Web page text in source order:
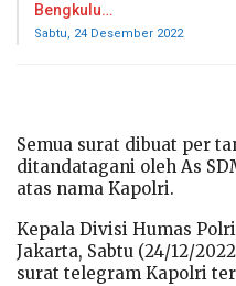
Bengkulu…
Sabtu, 24 Desember 2022
Semua surat dibuat per
ditandatagani oleh As
atas nama Kapolri.
Kepala Divisi Humas
Jakarta, Sabtu (24/12/
surat telegram Kapolri